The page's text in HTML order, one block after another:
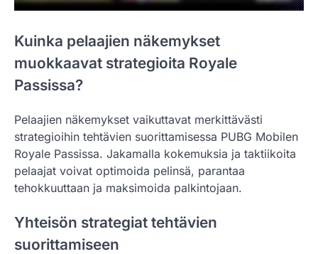
Kuinka pelaajien näkemykset
muokkaavat strategioita Royale
Passissa?
Pelaajien näkemykset vaikuttavat merkittävästi
strategioihin tehtävien suorittamisessa PUBG Mobilen
Royale Passissa. Jakamalla kokemuksia ja taktiikoita
pelaajat voivat optimoida pelinsä, parantaa
tehokkuuttaan ja maksimoida palkintojaan.
Yhteisön strategiat tehtävien
suorittamiseen